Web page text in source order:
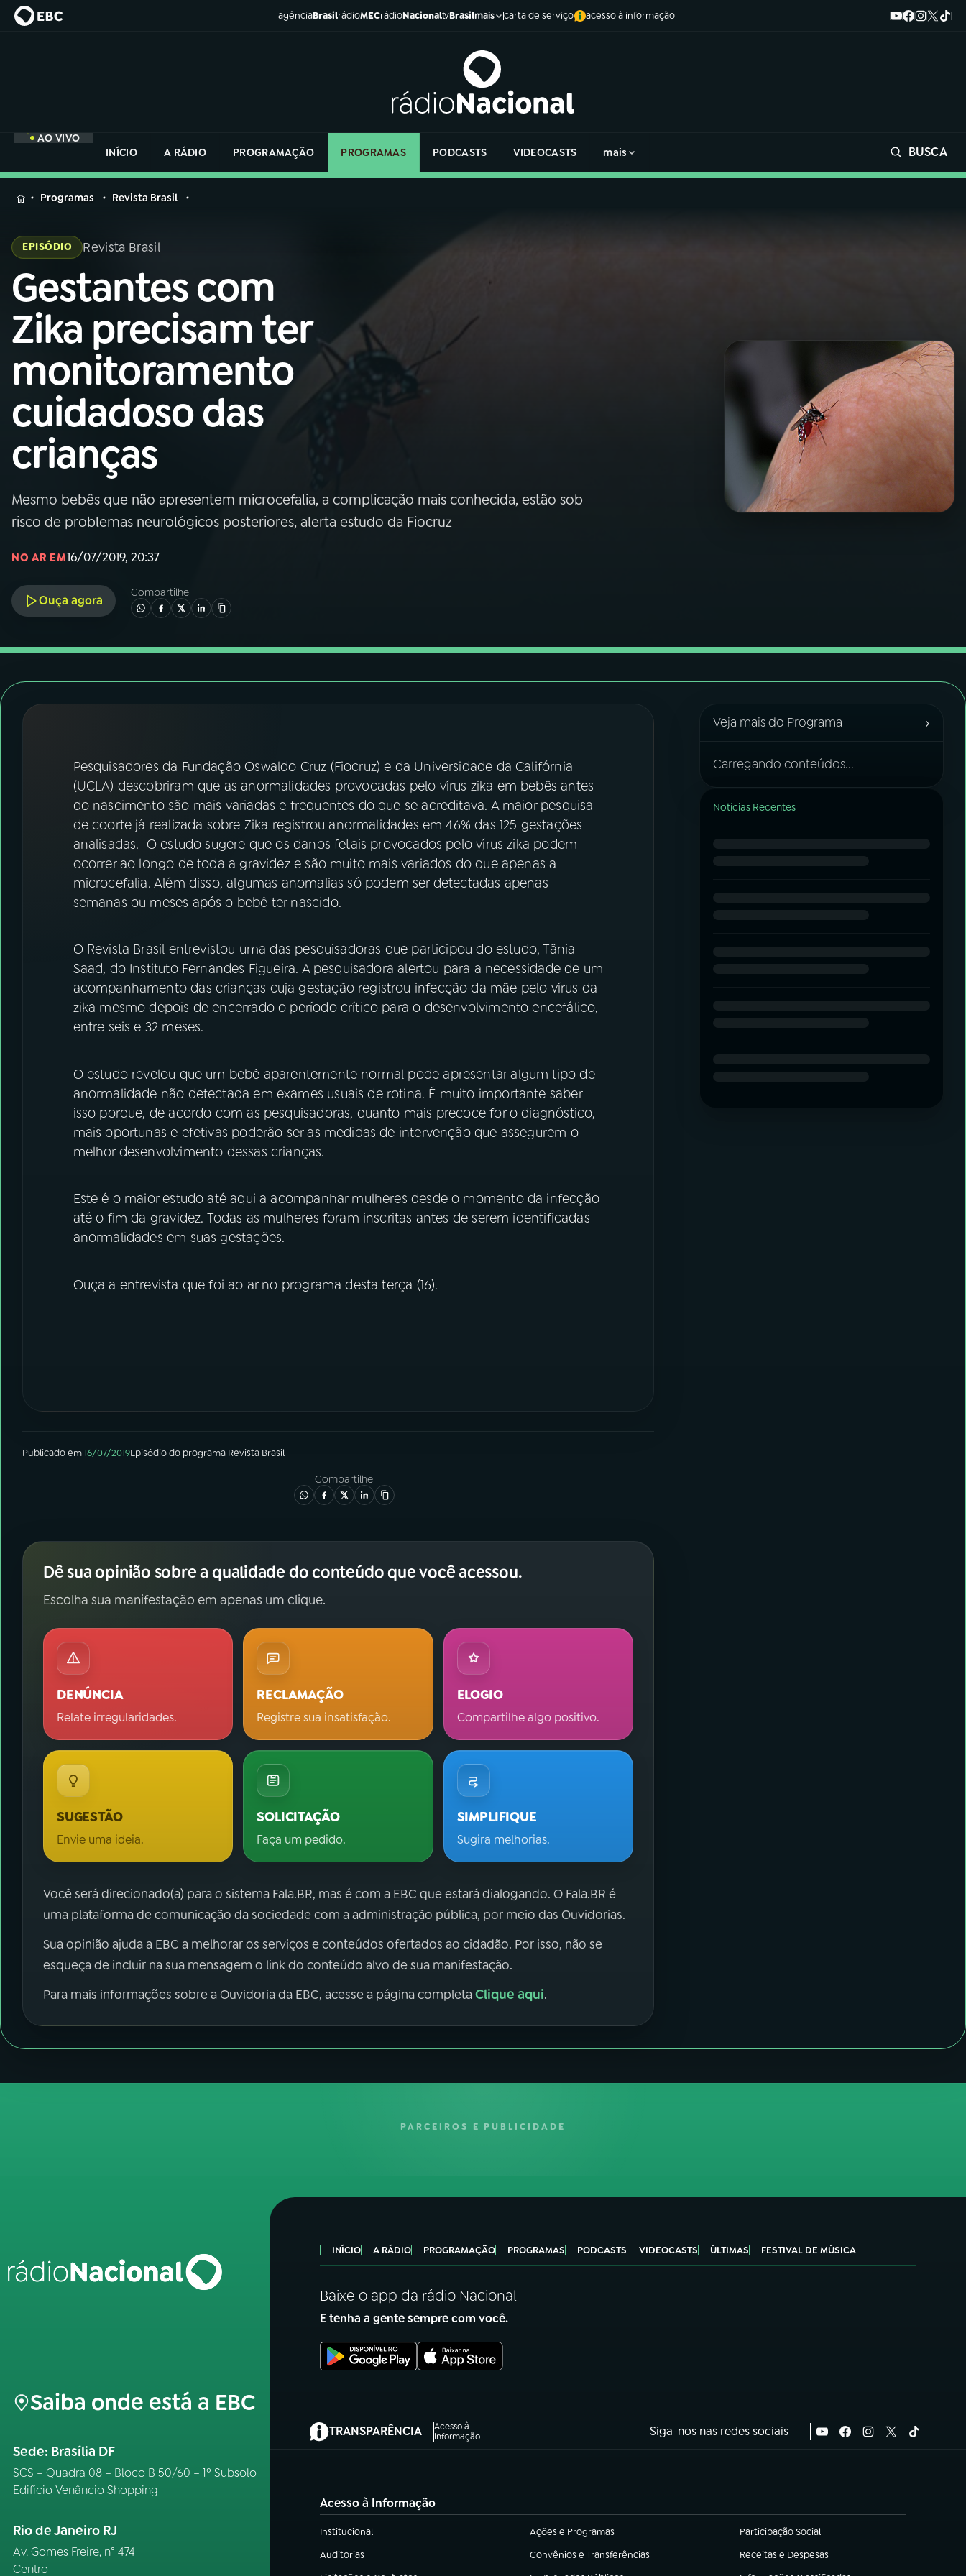
agênciaBrasilrádioMECrádioNacionaltvBrasilmais carta de serviço acesso à informação
AO VIVO
INÍCIO
A RÁDIO PROGRAMAÇÃO PROGRAMAS PODCASTS VIDEOCASTS mais BUSCA
MENU
Buscar
na
Rádio
Nacional
AO VIVO
01INÍCIO
02 A RÁDIO
PROGRAMAÇÃO
04PROGRAMAS
05 PODCASTS
06VIDEOCASTS
07ÚLTIMAS
YouTube Facebook
Instagram X
na
Rádio
Programas Revista Brasil
EPISÓDIO Revista Brasil
Gestantes com
Zika precisam ter
monitoramento
cuidadoso das
crianças
Mesmo bebês que não apresentem microcefalia, a complicação mais conhecida, estão sob
risco de problemas neurológicos posteriores, alerta estudo da Fiocruz
NO AR EM16/07/2019, 20:37
Ouça agora
Compartilhe
Pesquisadores da Fundação Oswaldo Cruz (Fiocruz) e da Universidade da Califórnia
(UCLA) descobriram que as anormalidades provocadas pelo vírus zika em bebês antes
do nascimento são mais variadas e frequentes do que se acreditava. A maior pesquisa
de coorte já realizada sobre Zika registrou anormalidades em 46% das 125 gestações
analisadas. O estudo sugere que os danos fetais provocados pelo vírus zika podem
ocorrer ao longo de toda a gravidez e são muito mais variados do que apenas a
microcefalia. Além disso, algumas anomalias só podem ser detectadas apenas
semanas ou meses após o bebê ter nascido.
O Revista Brasil entrevistou uma das pesquisadoras que participou do estudo, Tânia
Saad, do Instituto Fernandes Figueira. A pesquisadora alertou para a necessidade de um
acompanhamento das crianças cuja gestação registrou infecção da mãe pelo vírus da
zika mesmo depois de encerrado o período crítico para o desenvolvimento encefálico,
entre seis e 32 meses.
O estudo revelou que um bebê aparentemente normal pode apresentar algum tipo de
anormalidade não detectada em exames usuais de rotina. É muito importante saber
isso porque, de acordo com as pesquisadoras, quanto mais precoce for o diagnóstico,
mais oportunas e efetivas poderão ser as medidas de intervenção que assegurem o
melhor desenvolvimento dessas crianças.
Este é o maior estudo até aqui a acompanhar mulheres desde o momento da infecção
até o fim da gravidez. Todas as mulheres foram inscritas antes de serem identificadas
anormalidades em suas gestações.
Ouça a entrevista que foi ao ar no programa desta terça (16).
Publicado em16/07/2019Episódiodo programa Revista Brasil
Compartilhe
Dê sua opinião sobre a qualidade do conteúdo que você acessou.
Escolha sua manifestação em apenas um clique.
DENÚNCIA
Relate irregularidades.
RECLAMAÇÃO
Registre sua insatisfação.
ELOGIO
Compartilhe algo positivo.
SUGESTÃO
Envie uma ideia.
SOLICITAÇÃO
Faça um pedido.
SIMPLIFIQUE
Sugira melhorias.
Você será direcionado(a) para o sistema Fala.BR, mas é com a EBC que estará dialogando. O Fala.BR é
uma plataforma de comunicação da sociedade com a administração pública, por meio das Ouvidorias.
Sua opinião ajuda a EBC a melhorar os serviços e conteúdos ofertados ao cidadão. Por isso, não se
esqueça de incluir na sua mensagem o link do conteúdo alvo de sua manifestação.
Para mais informações sobre a Ouvidoria da EBC, acesse a página completaClique aqui.
Veja mais do Programa ›
Carregando conteúdos...
Notícias Recentes
PARCEIROS E PUBLICIDADE
Saiba onde está a EBC
Sede: Brasília DF
SCS – Quadra 08 – Bloco B 50/60 – 1º Subsolo
Edifício Venâncio Shopping
Rio de Janeiro RJ
Av. Gomes Freire, n° 474
Centro
INÍCIO A RÁDIO PROGRAMAÇÃO PROGRAMAS PODCASTS VIDEOCASTS ÚLTIMAS FESTIVAL DE MÚSICA
Baixe o app da rádio Nacional
E tenha a gente sempre com você.
TRANSPARÊNCIA
Acesso à
Informação
(abre em nova aba) Siga-nos nas redes sociais
Acesso à Informação
Institucional
(abre em nova aba) Ações e Programas
(abre em nova aba) Participação Social
(abre em nova aba)
Auditorias
(abre em nova aba) Convênios e Transferências
(abre em nova aba) Receitas e Despesas
(abre em nova aba)